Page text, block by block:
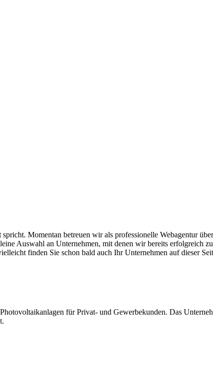
Momentan betreuen wir als professionelle Webagentur
Auswahl an Unternehmen, mit denen wir bereits erfolgreich
finden Sie schon bald auch Ihr Unternehmen auf dieser
für Privat- und Gewerbekunden. Das